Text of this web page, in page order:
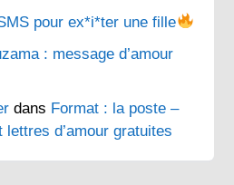
pour ex*i*ter une fille
: message d’amour
dans Format : la poste –
d’amour gratuites